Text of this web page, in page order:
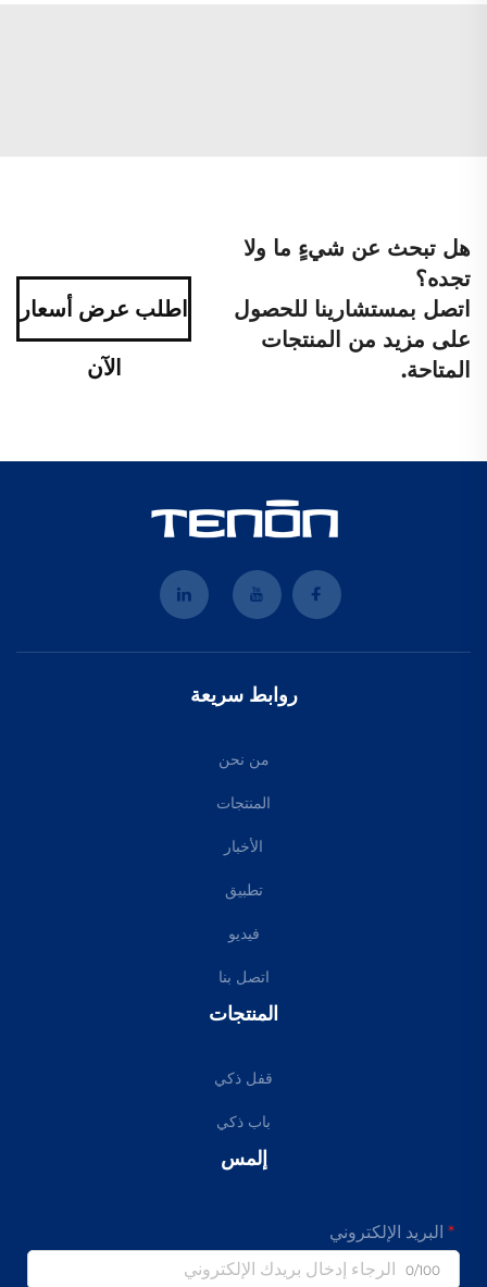
هل تبحث عن شيءٍ ما ولا
تجده؟
اتصل بمستشارينا للحصول
على مزيد من المنتجات
المتاحة.
اطلب عرض أسعار
الآن
روابط سريعة
من نحن
المنتجات
الأخبار
تطبيق
فيديو
اتصل بنا
المنتجات
قفل ذكي
باب ذكي
إلمس
البريد الإلكتروني
0/100